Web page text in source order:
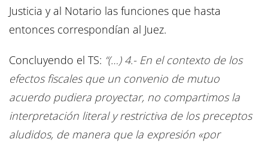
Justicia y al Notario las funciones que hasta
entonces correspondían al Juez.
Concluyendo el TS: “(…) 4.- En el contexto de los
efectos fiscales que un convenio de mutuo
acuerdo pudiera proyectar, no compartimos la
interpretación literal y restrictiva de los preceptos
aludidos, de manera que la expresión «por